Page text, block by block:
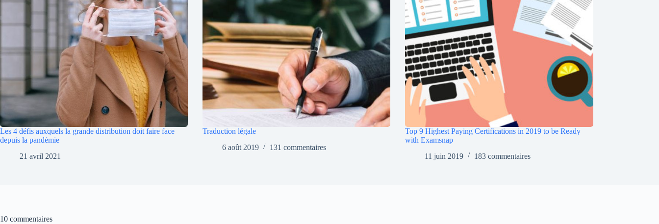
Les 4 défis auxquels la grande distribution doit faire face
depuis la pandémie
21 avril 2021
Traduction légale
6 août 2019
131 commentaires
Top 9 Highest Paying Certifications in 2019 to be Ready
with Examsnap
11 juin 2019
183 commentaires
10 commentaires